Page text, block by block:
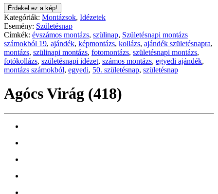
Érdekel ez a kép!
Kategóriák: Montázsok, Idézetek
Esemény: Születésnap
Címkék: évszámos montázs, szülinap, Születésnapi montázs
számokból 19, ajándék, képmontázs, kollázs, ajándék születésnapra,
montázs, szülinapi montázs, fotomontázs, születésnapi montázs,
fotókollázs, születésnapi idézet, számos montázs, egyedi ajándék,
montázs számokból, egyedi, 50. születésnap, születésnap
Agócs Virág (418)